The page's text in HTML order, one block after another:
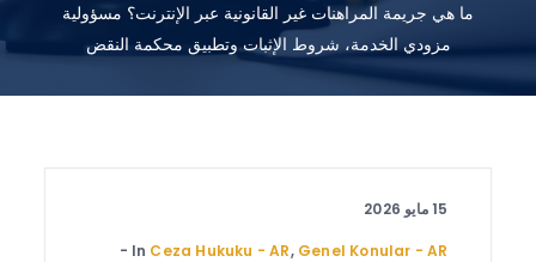
ما هي جريمة المراهنات غير القانونية عبر الإنترنت؟ مسؤولية
مزودي الخدمة، شروط الإثبات وتطبيق محكمة النقض
15 مايو 2026
In Ceza Hukuku - AR, Genel Konular - AR